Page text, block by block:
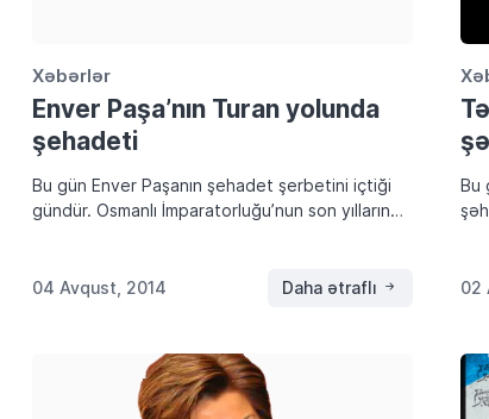
Xəbərlər
Enver Paşa’nın Turan yolunda
şehadeti
Bu gün Enver Paşanın şehadet şerbetini içtiği
gündür. Osmanlı İmparatorluğu’nun son yıllarında
Dünya Savaşı’nın yenilgi […]
04 Avqust, 2014 Daha ətraflı
Bu
02